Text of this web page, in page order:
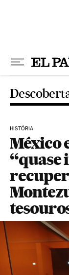
HISTÓRIA
México
“quase